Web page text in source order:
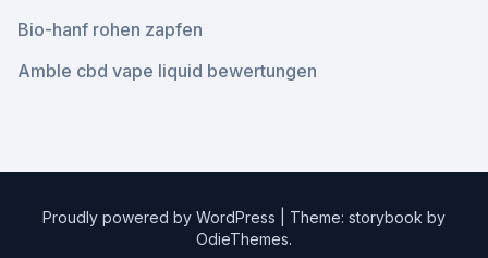
Bio-hanf rohen zapfen
Amble cbd vape liquid bewertungen
Proudly powered by WordPress
Theme: storybook by
OdieThemes.